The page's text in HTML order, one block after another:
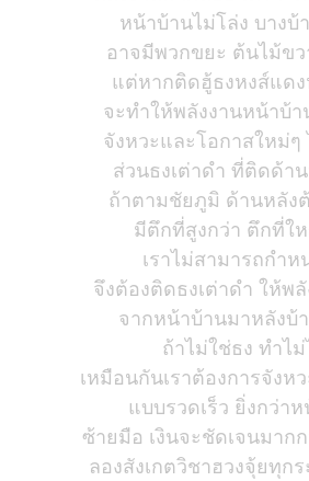
หน้าบ้านไม่โล่ง บางบ้
อาจมีพวกขยะ ต้นไม้ขว
แต่หากติดฮู้ธงหงส์แด
จะทำให้พลังงานหน้าบ้
จังหวะและโอกาสใหม่ๆ
ส่วนธงเต่าดำ ที่ติดด้า
ถ้าตามชัยภูมิ ด้านหลัง
มีตึกที่สูงกว่า ตึกที่ใ
เราไม่สามารถกำห
จึงต้องติดธงเต่าดำ ให้พ
จากหน้าบ้านมาหลังบ้
ถ้าไม่ใช่ธง ทำไ
เหมือนกันเราต้องการจังห
แบบรวดเร็ว ยิ่งกว่า
ซ้ายมือ เงินจะชัดเจนมาก
ลองสังเกตวิชาฮวงจุ้ยทุก